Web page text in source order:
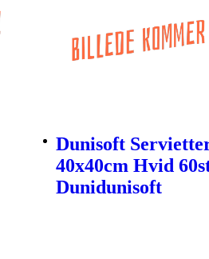
Dunisoft
40x40cm Hvid
Dunidunisoft